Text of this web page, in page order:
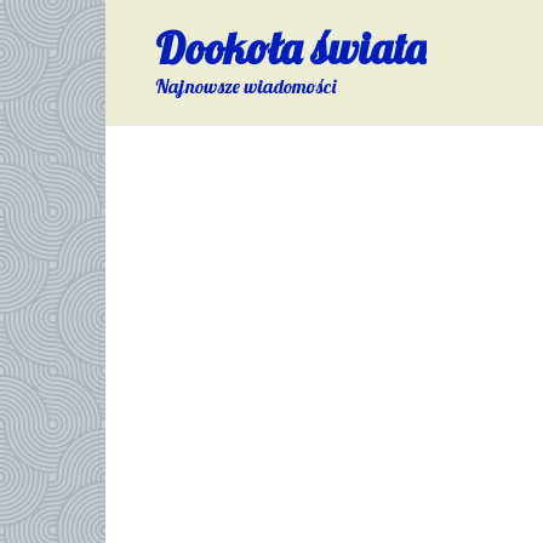
Skip
to
content
Dookoła świata
Najnowsze wiadomości